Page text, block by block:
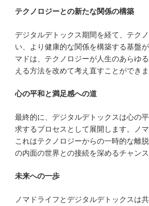
テクノロジーとの新たな関係の構築
デジタルデトックス期間を経て、テク
い、より健康的な関係を構築する基盤
マドは、テクノロジーが人生のあらゆ
える方法を改めて考え直すことができま
心の平和と満足感への道
最終的に、デジタルデトックスは心の
求するプロセスとして展開します。ノマ
これはテクノロジーからの一時的な離
の内面の世界との接続を深めるチャンス
未来への一歩
ノマドライフとデジタルデトックスは